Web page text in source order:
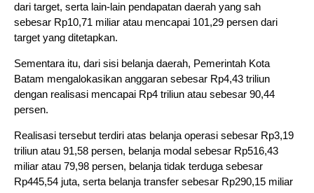
dari target, serta lain-lain pendapatan daerah yang sah
sebesar Rp10,71 miliar atau mencapai 101,29 persen dari
target yang ditetapkan.
Sementara itu, dari sisi belanja daerah, Pemerintah Kota
Batam mengalokasikan anggaran sebesar Rp4,43 triliun
dengan realisasi mencapai Rp4 triliun atau sebesar 90,44
persen.
Realisasi tersebut terdiri atas belanja operasi sebesar Rp3,19
triliun atau 91,58 persen, belanja modal sebesar Rp516,43
miliar atau 79,98 persen, belanja tidak terduga sebesar
Rp445,54 juta, serta belanja transfer sebesar Rp290,15 miliar